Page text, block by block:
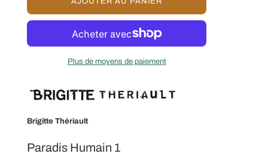
A
R
M
T
N
U
Plus de moyens de paiement
Brigitte Thériault
Paradis Humain 1